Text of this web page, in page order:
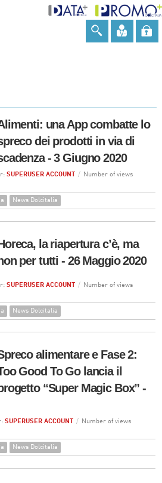
una App combatte lo
dei prodotti in via di
- 3 Giugno 2020
SUPERUSER ACCOUNT /
Number of views
News Dolcitalia
la riapertura c’è, ma
per tutti - 26 Maggio 2020
SUPERUSER ACCOUNT /
Number of views
News Dolcitalia
alimentare e Fase 2:
Good To Go lancia il
“Super Magic Box” -
SUPERUSER ACCOUNT /
Number of views
News Dolcitalia